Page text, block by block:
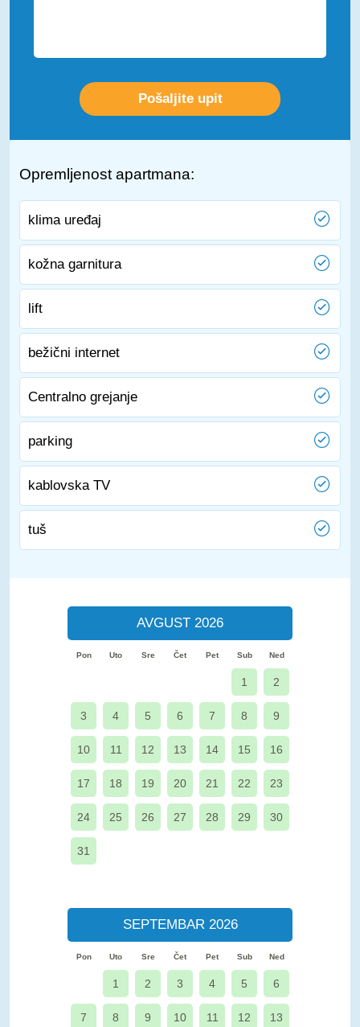
Opremljenost apartmana:
klima uređaj
kožna garnitura
lift
bežični internet
Centralno grejanje
parking
kablovska TV
tuš
AVGUST 2026
Pon Uto Sre Čet Pet Sub Ned
1 2
3 4 5 6 7 8 9
10 11 12 13 14 15 16
17 18 19 20 21 22 23
24 25 26 27 28 29 30
31
SEPTEMBAR 2026
Pon Uto Sre Čet Pet Sub Ned
1 2 3 4 5 6
7 8 9 10 11 12 13